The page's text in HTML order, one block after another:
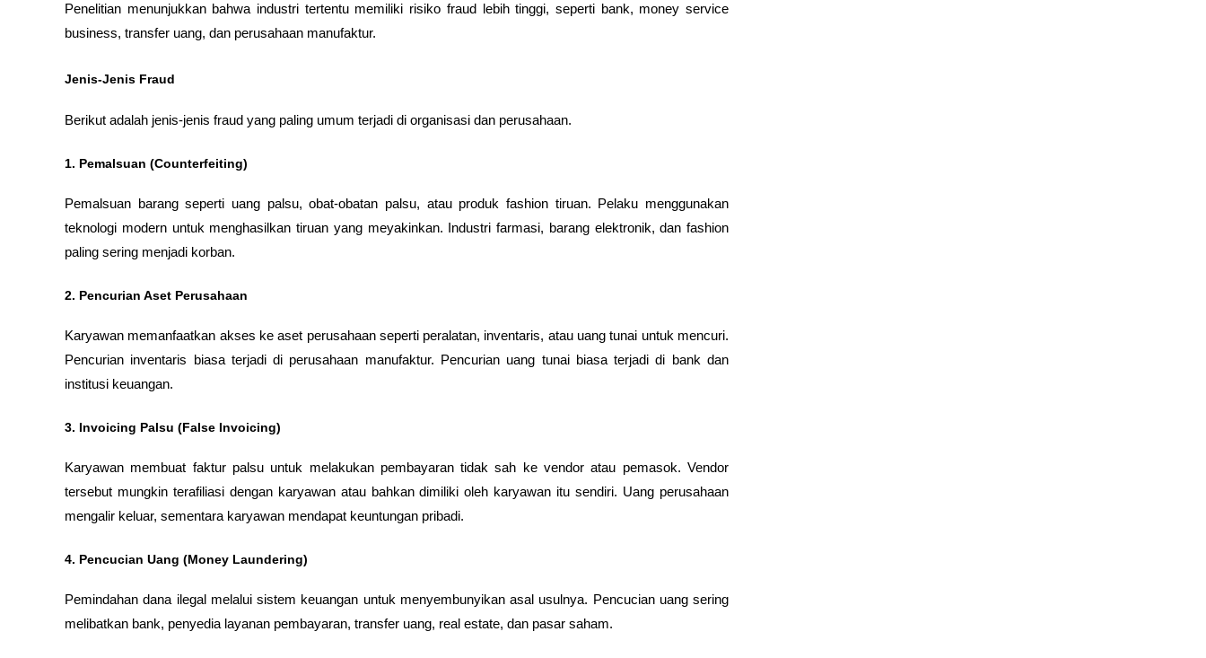
Penelitian menunjukkan bahwa industri tertentu memiliki risiko fraud lebih tinggi, seperti bank, money service
business, transfer uang, dan perusahaan manufaktur.
Jenis-Jenis Fraud
Berikut adalah jenis-jenis fraud yang paling umum terjadi di organisasi dan perusahaan.
1. Pemalsuan (Counterfeiting)
Pemalsuan barang seperti uang palsu, obat-obatan palsu, atau produk fashion tiruan. Pelaku menggunakan
teknologi modern untuk menghasilkan tiruan yang meyakinkan. Industri farmasi, barang elektronik, dan fashion
paling sering menjadi korban.
2. Pencurian Aset Perusahaan
Karyawan memanfaatkan akses ke aset perusahaan seperti peralatan, inventaris, atau uang tunai untuk mencuri.
Pencurian inventaris biasa terjadi di perusahaan manufaktur. Pencurian uang tunai biasa terjadi di bank dan
institusi keuangan.
3. Invoicing Palsu (False Invoicing)
Karyawan membuat faktur palsu untuk melakukan pembayaran tidak sah ke vendor atau pemasok. Vendor
tersebut mungkin terafiliasi dengan karyawan atau bahkan dimiliki oleh karyawan itu sendiri. Uang perusahaan
mengalir keluar, sementara karyawan mendapat keuntungan pribadi.
4. Pencucian Uang (Money Laundering)
Pemindahan dana ilegal melalui sistem keuangan untuk menyembunyikan asal usulnya. Pencucian uang sering
melibatkan bank, penyedia layanan pembayaran, transfer uang, real estate, dan pasar saham.